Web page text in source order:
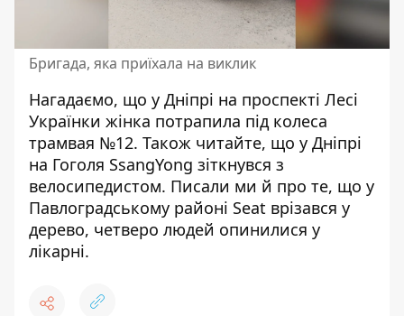
Бригада, яка приїхала на виклик
Нагадаємо, що у Дніпрі на проспекті Лесі
Українки жінка потрапила під колеса
трамвая №12. Також читайте, що у Дніпрі
на Гоголя SsangYong зіткнувся з
велосипедистом. Писали ми й про те, що у
Павлоградському районі Seat врізався у
дерево, четверо людей опинилися у
лікарні.